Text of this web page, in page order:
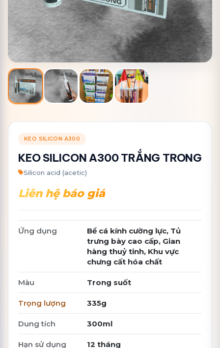
KEO SILICON A300
KEO SILICON A300 TRẮNG TRONG
Silicon acid (acetic)
Liên hệ báo giá
Ứng dụng
Bể cá kính cường lực, Tủ
trưng bày cao cấp, Gian
hàng thuỷ tinh, Khu vực
chưng cất hóa chất
Màu Trong suốt
Trọng lượng 335g
Dung tích 300ml
Hạn sử dụng 12 tháng